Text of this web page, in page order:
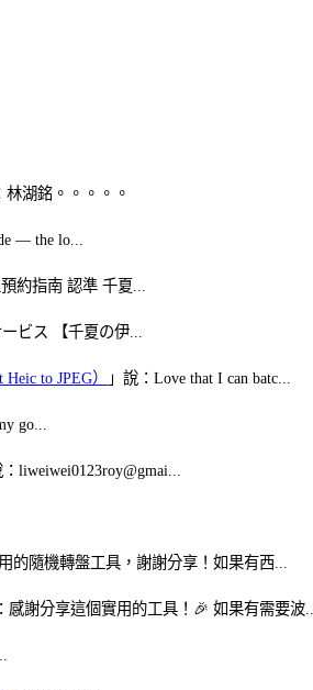
林湖銘。。。。。
— the lo...
約指南 認準 千夏...
ビス 【千夏の伊...
to JPEG） 」說：Love that I can batc...
go...
：liweiwei0123roy@gmai...
的隨機轉盤工具，謝謝分享！如果有西...
感謝分享這個實用的工具！🎉 如果有需要波